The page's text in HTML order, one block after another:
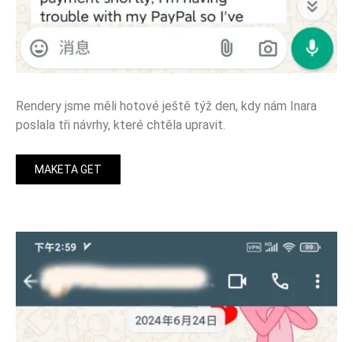
Rendery jsme měli hotové ještě týž den, kdy nám Inara
poslala tři návrhy, které chtěla upravit.
MAKETA GET